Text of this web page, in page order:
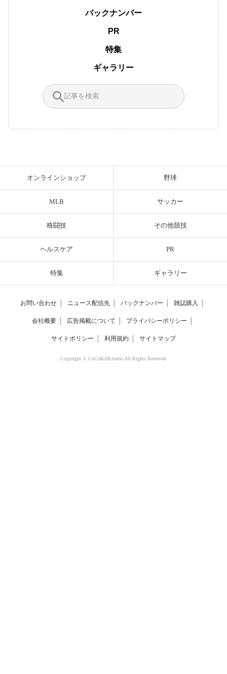
バックナンバー
PR
特集
ギャラリー
オンラインショップ 野球
MLB サッカー
格闘技 その他競技
ヘルスケア PR
特集 ギャラリー
お問い合わせ ニュース配信先 バックナンバー 雑誌購入
会社概要 広告掲載について プライバシーポリシー
サイトポリシー 利用規約 サイトマップ
Copyright © CoCoKARAnext All Rights Reserved.